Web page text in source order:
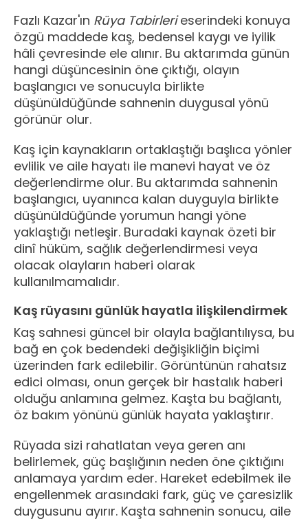
Fazlı Kazar'ın Rüya Tabirlerieserindeki konuya
özgü maddede kaş, bedensel kaygı ve iyilik
hâli çevresinde ele alınır. Bu aktarımda günün
hangi düşüncesinin öne çıktığı, olayın
başlangıcı ve sonucuyla birlikte
düşünüldüğünde sahnenin duygusal yönü
görünür olur.
Kaş için kaynakların ortaklaştığı başlıca yönler
evlilik ve aile hayatı ile manevi hayat ve öz
değerlendirme olur. Bu aktarımda sahnenin
başlangıcı, uyanınca kalan duyguyla birlikte
düşünüldüğünde yorumun hangi yöne
yaklaştığı netleşir. Buradaki kaynak özeti bir
dinî hüküm, sağlık değerlendirmesi veya
olacak olayların haberi olarak
kullanılmamalıdır.
Kaş rüyasını günlük hayatla ilişkilendirmek
Kaş sahnesi güncel bir olayla bağlantılıysa, bu
bağ en çok bedendeki değişikliğin biçimi
üzerinden fark edilebilir. Görüntünün rahatsız
edici olması, onun gerçek bir hastalık haberi
olduğu anlamına gelmez. Kaşta bu bağlantı,
öz bakım yönünü günlük hayata yaklaştırır.
Rüyada sizi rahatlatan veya geren anı
belirlemek, güç başlığının neden öne çıktığını
anlamaya yardım eder. Hareket edebilmek ile
engellenmek arasındaki fark, güç ve çaresizlik
duygusunu ayırır. Kaşta sahnenin sonucu, aile